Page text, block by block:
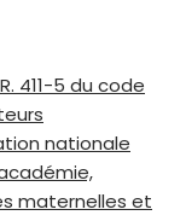
411-5 du code
nationale
maternelles et